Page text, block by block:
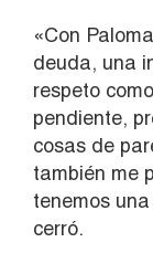
«Con
deuda, una
respeto
pendiente,
cosas de
también me
tenemos
cerró.